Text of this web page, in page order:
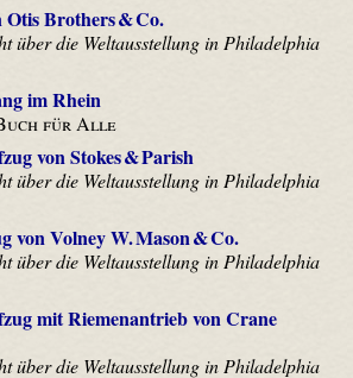
Otis Brothers & Co.
über die Weltausstellung in Philadelphia
im Rhein
für Alle
von Stokes & Parish
über die Weltausstellung in Philadelphia
von Volney W. Mason & Co.
über die Weltausstellung in Philadelphia
mit Riemenantrieb von Crane
über die Weltausstellung in Philadelphia